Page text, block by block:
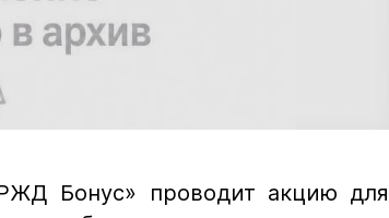
Бонус» проводит акцию для